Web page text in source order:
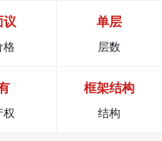
议
格
单层
层数
权
框架结构
结构